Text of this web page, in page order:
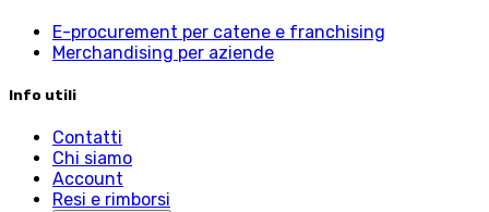
E-procurement per catene e franchising
Merchandising per aziende
Info utili
Contatti
Chi siamo
Account
Resi e rimborsi